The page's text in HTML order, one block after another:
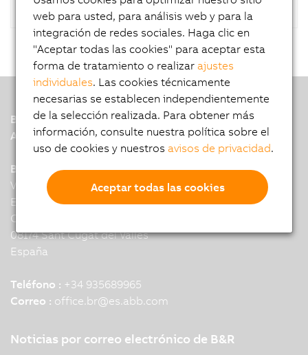
B&R
A member of the ABB Group
B&R Headquarters: Barcelona
Vallsolana Garden Business Park,
Edificio Kibo,
Cami de Can Camps, 17-19
08174 Sant Cugat del Valles
España
Teléfono : +34 935689965
Correo : office.br@es.abb.com
Noticias por correo electrónico de B&R
web para usted, para análisis web y para la
integración de redes sociales. Haga clic en
"Aceptar todas las cookies" para aceptar esta
forma de tratamiento o realizarajustes
individuales. Las cookies técnicamente
necesarias se establecen independientemente
de la selección realizada. Para obtener más
información, consulte nuestra política sobre el
uso de cookies y nuestrosavisos de privacidad.
Aceptar todas las cookies